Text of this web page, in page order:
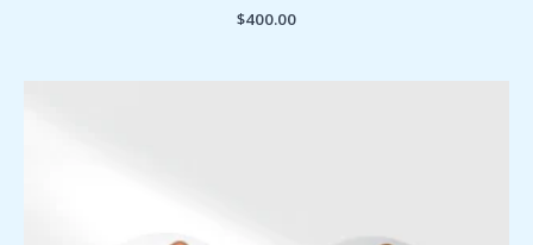
$400.00